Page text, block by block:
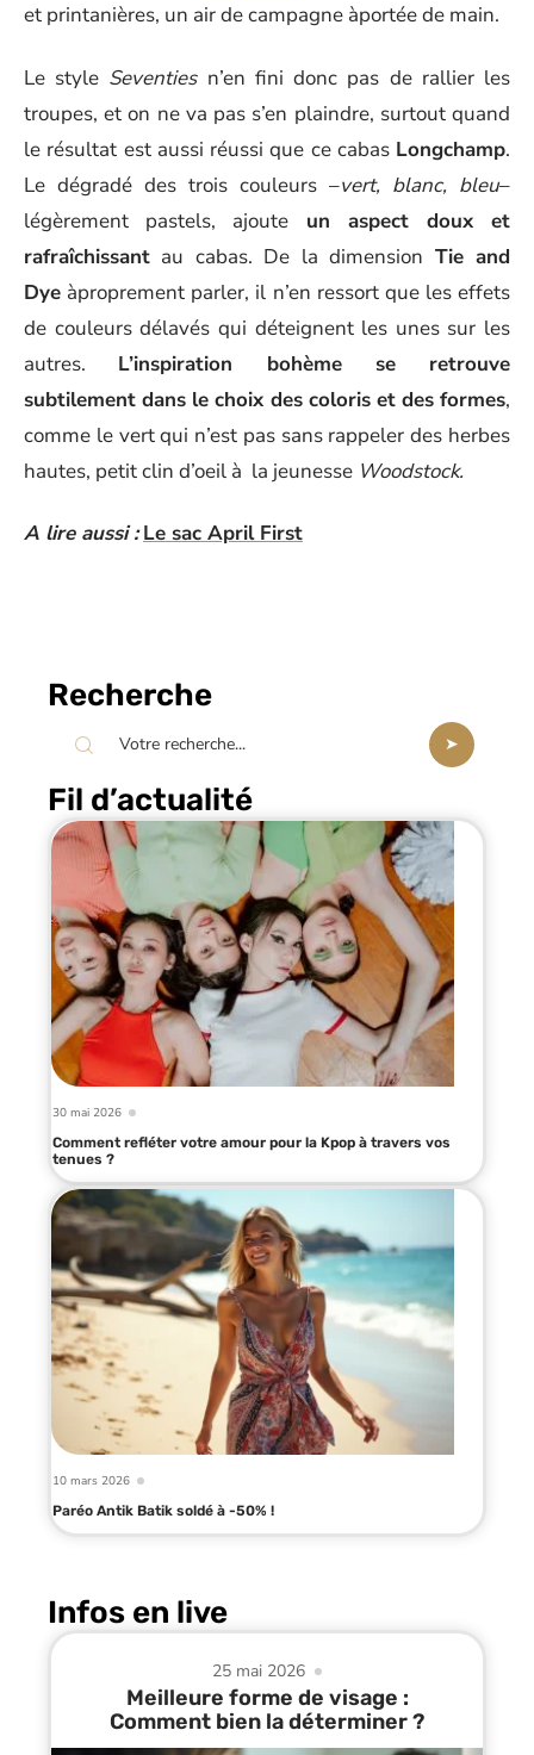
et printanières, un air de campagne àportée de main.
Le style Seventiesn’en fini donc pas de rallier les
troupes, et on ne va pas s’en plaindre, surtout quand
le résultat est aussi réussi que ce cabas Longchamp.
Le dégradé des trois couleurs –vert, blanc, bleu–
légèrement pastels, ajoute un aspect doux et
rafraîchissant au cabas. De la dimension Tie and
Dye àproprement parler, il n’en ressort que les effets
de couleurs délavés qui déteignent les unes sur les
autres. L’inspiration bohème se retrouve
subtilement dans le choix des coloris et des formes,
comme le vert qui n’est pas sans rappeler des herbes
hautes, petit clin d’oeil à la jeunesse Woodstock.
A lire aussi : Le sac April First
Recherche
Fil d’actualité
30 mai 2026
Comment refléter votre amour pour la Kpop à travers vos
tenues ?
10 mars 2026
Paréo Antik Batik soldé à -50% !
Infos en live
25 mai 2026
Meilleure forme de visage :
Comment bien la déterminer ?